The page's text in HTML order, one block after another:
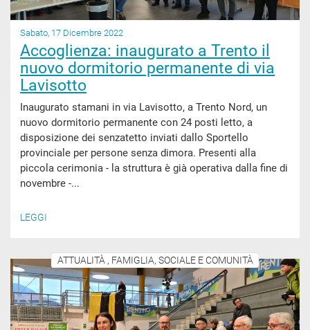
Sabato, 17 Dicembre 2022
Accoglienza: inaugurato a Trento il
nuovo dormitorio permanente di via
Lavisotto
Inaugurato stamani in via Lavisotto, a Trento Nord, un
nuovo dormitorio permanente con 24 posti letto, a
disposizione dei senzatetto inviati dallo Sportello
provinciale per persone senza dimora. Presenti alla
piccola cerimonia - la struttura è già operativa dalla fine di
novembre -...
LEGGI
ATTUALITÀ , FAMIGLIA, SOCIALE E COMUNITÀ